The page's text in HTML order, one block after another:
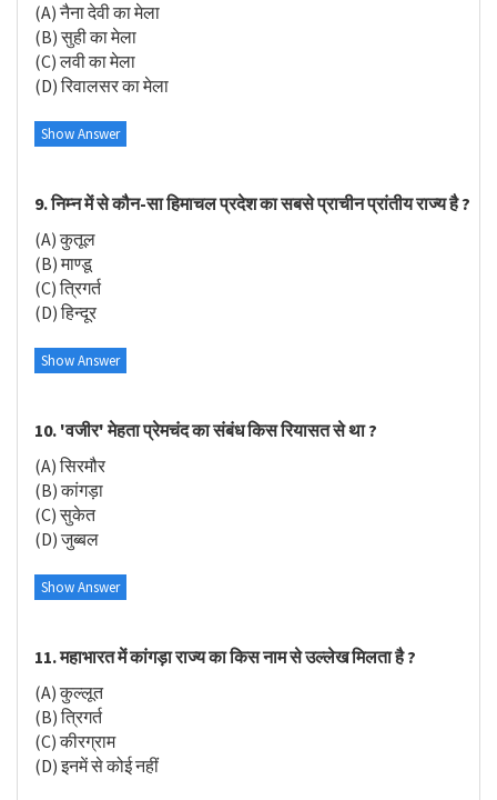
(A) नैना देवी का मेला
(B) सुही का मेला
(C) लवी का मेला
(D) रिवालसर का मेला
Show Answer
9. निम्न में से कौन-सा हिमाचल प्रदेश का सबसे प्राचीन प्रांतीय राज्य है ?
(A) कुतूल
(B) माण्डू
(C) त्रिगर्त
(D) हिन्दूर
Show Answer
10. 'वजीर' मेहता प्रेमचंद का संबंध किस रियासत से था ?
(A) सिरमौर
(B) कांगड़ा
(C) सुकेत
(D) जुब्बल
Show Answer
11. महाभारत में कांगड़ा राज्य का किस नाम से उल्लेख मिलता है ?
(A) कुल्लूत
(B) त्रिगर्त
(C) कीरग्राम
(D) इनमें से कोई नहीं